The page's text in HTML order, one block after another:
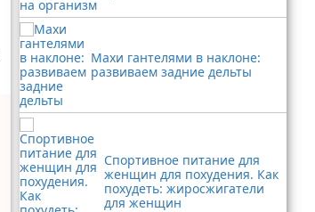
Махи гантелями в наклоне:
развиваем задние дельты
Спортивное питание для
женщин для похудения. Как
похудеть: жиросжигатели
для женщин